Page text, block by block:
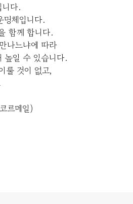
다.
명체입니다.
함께 합니다.
나느냐에 따라
높일 수 있습니다.
룰 것이 없고,
르메일)